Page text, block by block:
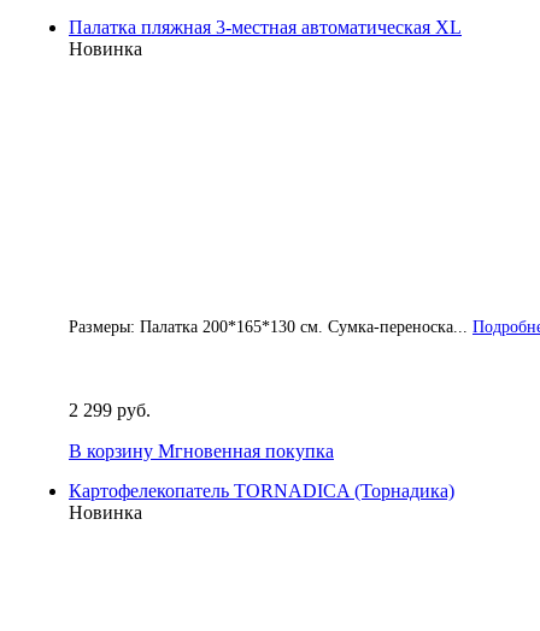
Палатка пляжная 3-местная автоматическая XL
Новинка
Размеры: Палатка 200*165*130 см. Сумка-переноска...
2 299 руб.
В корзину Мгновенная покупка
Картофелекопатель TORNADICA (Торнадика)
Новинка